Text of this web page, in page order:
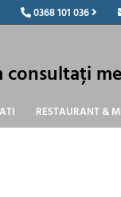
0368 101 036
RESTAURANT &
consultați